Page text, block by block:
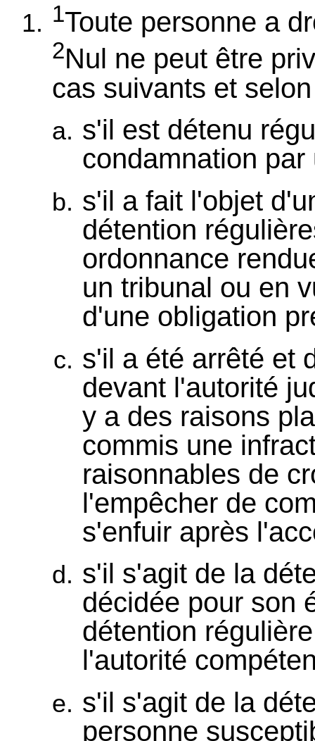
1Toute personne a
2Nul ne peut être
cas suivants et
s'il est détenu
condamnation
s'il a fait l'objet
détention
ordonnance
un tribunal ou en
d'une obligation
s'il a été arrêté et
devant l'autorité
y a des raisons
commis une
raisonnables de
l'empêcher de
s'enfuir après
s'il s'agit de la
décidée pour son
détention
l'autorité
s'il s'agit de la
personne